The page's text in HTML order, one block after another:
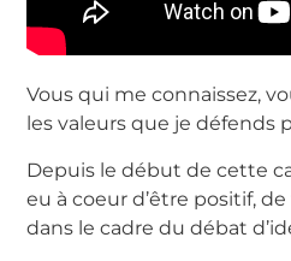
Vous qui me connaissez,
les valeurs que je défends
Depuis le début de cette
eu à coeur d’être positif,
dans le cadre du débat